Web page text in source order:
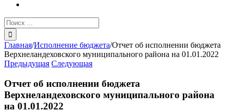
Результат
поиска:
Главная/Исполнение бюджета/Отчет об исполнении бюджета
Верхнеландеховского муниципального района на 01.01.2022
Предыдущая Следующая
Отчет об исполнении бюджета
Верхнеландеховского муниципального района
на 01.01.2022